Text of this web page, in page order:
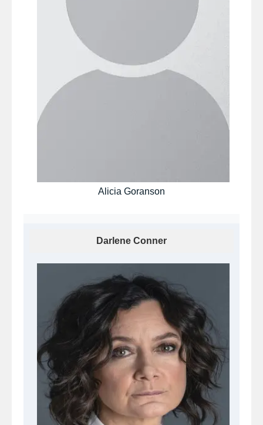
Alicia Goranson
Darlene Conner